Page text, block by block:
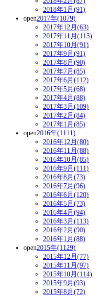
2018年1月(91)
open2017年(1079)
2017年12月(63)
2017年11月(113)
2017年10月(91)
2017年9月(91)
2017年8月(90)
2017年7月(85)
2017年6月(112)
2017年5月(68)
2017年4月(88)
2017年3月(109)
2017年2月(84)
2017年1月(85)
open2016年(1111)
2016年12月(80)
2016年11月(88)
2016年10月(85)
2016年9月(111)
2016年8月(73)
2016年7月(96)
2016年6月(120)
2016年5月(73)
2016年4月(94)
2016年3月(113)
2016年2月(90)
2016年1月(88)
open2015年(1129)
2015年12月(77)
2015年11月(97)
2015年10月(114)
2015年9月(93)
2015年8月(72)